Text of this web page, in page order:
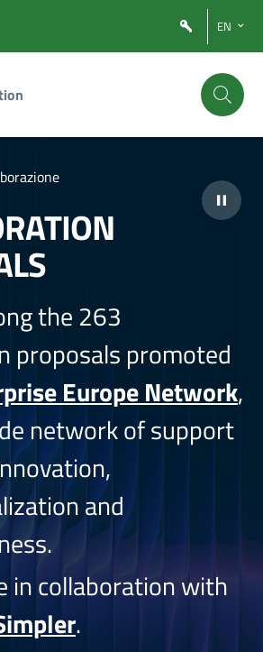
EN
the 263
proposals promoted
Europe Network,
network of support
and
in collaboration with
.